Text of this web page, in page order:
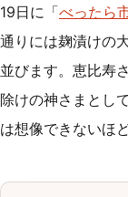
19日に「べったら
通りには麹漬けの
並びます。恵比寿
除けの神さまとし
は想像できないほ